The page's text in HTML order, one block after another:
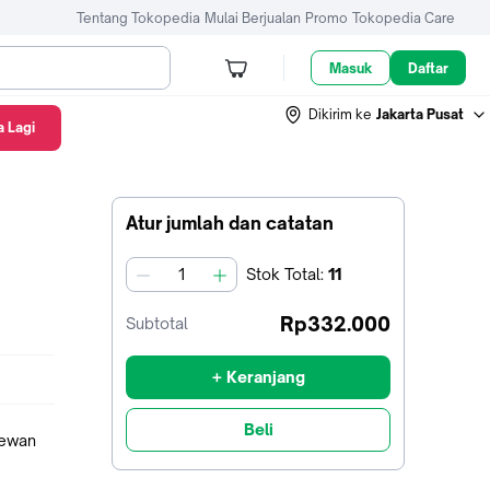
Tentang Tokopedia Mulai Berjualan Promo Tokopedia Care
Masuk Daftar
Dikirim ke Jakarta Pusat
Atur jumlah dan catatan
jumlah Stok Total: 11
Subtotal Rp332.000
+ Keranjang
Beli
Lagi